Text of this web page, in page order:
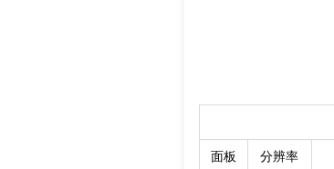
面板 分辨率